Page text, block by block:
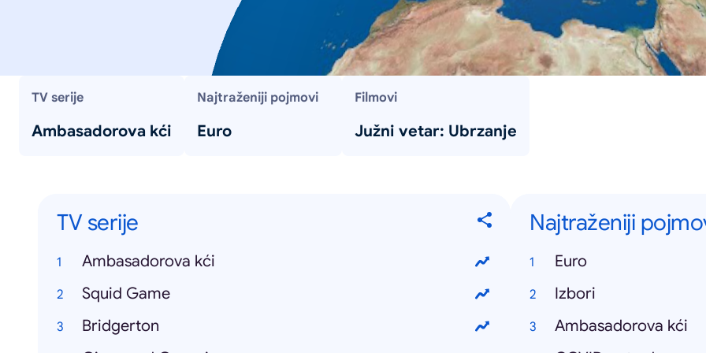
TV serije
Ambasadorova kći
Najtraženiji pojmovi
Euro
Filmovi
Južni vetar: Ubrzanje
TV serije
Ambasadorova kći
Squid Game
Bridgerton
Najtraženiji
Euro
Izbori
Ambasadorova kći